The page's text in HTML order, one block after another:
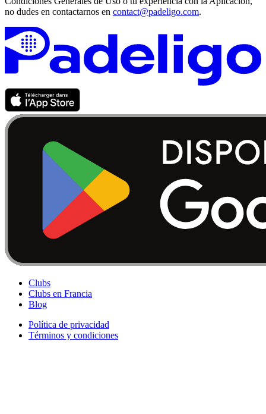
no dudes en contactarnos en contact@padeligo.com.
Clubs
Clubs en Francia
Blog
Política de privacidad
Términos y condiciones